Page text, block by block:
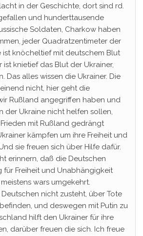
in der Geschichte, dort sind rd.
und hunderttausende
Soldaten, Charkow haben
jeder Quadratzentimeter der
ist knöcheltief mit deutschem Blut
knietief das Blut der Ukrainer,
Das alles wissen die Ukrainer. Die
nicht, hier geht die
Rußland angegriffen haben und
der Ukraine nicht helfen sollen,
mit Rußland gedrängt
kämpfen um ihre Freiheit und
sie freuen sich über Hilfe dafür.
erinnern, daß die Deutschen
für Freiheit und Unabhängigkeit
wars umgekehrt.
nicht zusteht, über Tote
und deswegen mit Putin zu
hilft den Ukrainer für ihre
darüber freuen die sich. Ich freue